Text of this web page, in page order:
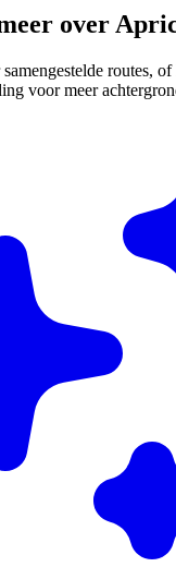
over
routes, of
voor meer